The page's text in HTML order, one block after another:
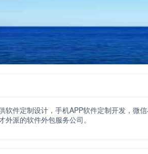
软件定制设计，手机APP软件定制开发，微
外派的软件外包服务公司。